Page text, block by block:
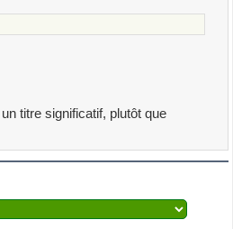
titre significatif, plutôt que